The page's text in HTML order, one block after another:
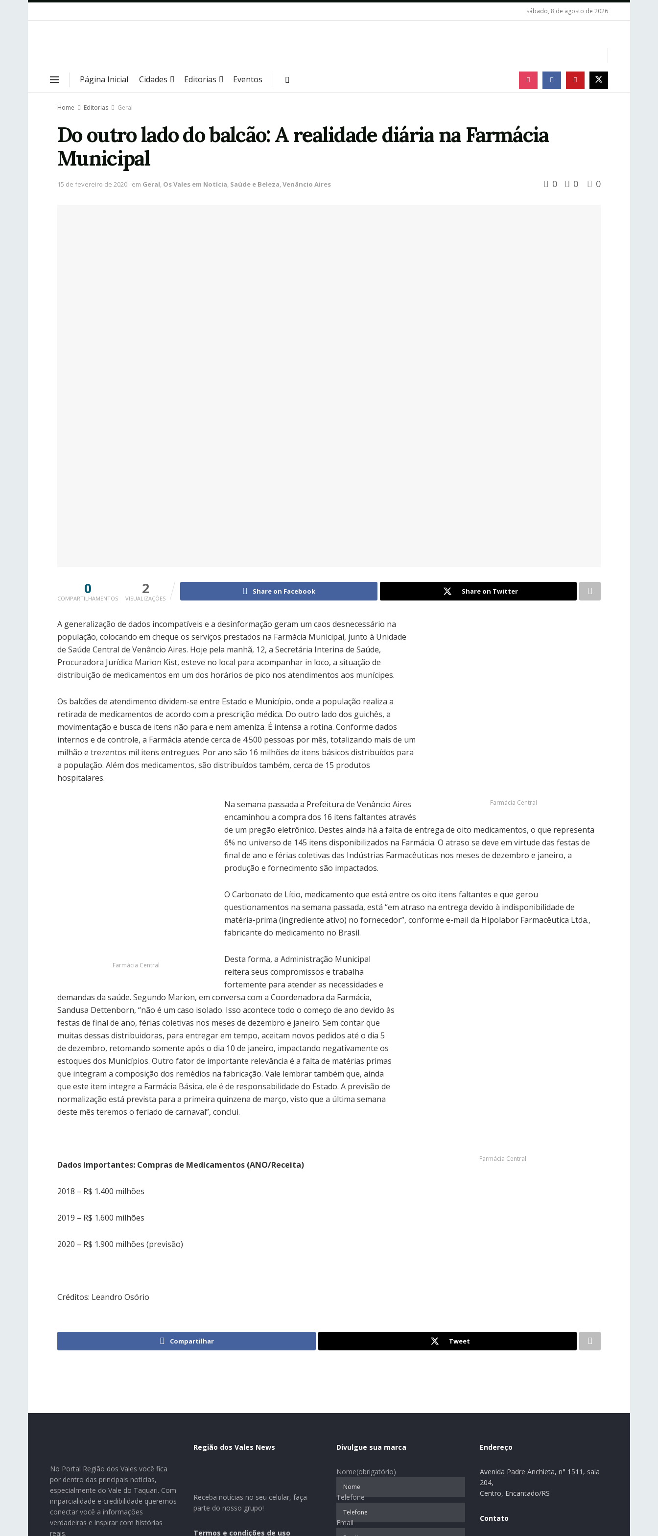
sábado, 8 de agosto de 2026
Página Inicial Cidades Editorias Eventos
Home Editorias Geral
Do outro lado do balcão: A realidade diária na Farmácia
Municipal
15 de fevereiro de 2020 em Geral, Os Vales em Notícia, Saúde e Beleza,Venâncio Aires 0 0 0
0
COMPARTILHAMENTOS
2
VISUALIZAÇÕES
Share on Facebook Share on Twitter
Farmácia Central
A generalização de dados incompatíveis e a desinformação geram um caos desnecessário na
população, colocando em cheque os serviços prestados na Farmácia Municipal, junto à Unidade
de Saúde Central de Venâncio Aires. Hoje pela manhã, 12, a Secretária Interina de Saúde,
Procuradora Jurídica Marion Kist, esteve no local para acompanhar in loco, a situação de
distribuição de medicamentos em um dos horários de pico nos atendimentos aos munícipes.
Os balcões de atendimento dividem-se entre Estado e Município, onde a população realiza a
retirada de medicamentos de acordo com a prescrição médica. Do outro lado dos guichês, a
movimentação e busca de itens não para e nem ameniza. É intensa a rotina. Conforme dados
internos e de controle, a Farmácia atende cerca de 4.500 pessoas por mês, totalizando mais de um
milhão e trezentos mil itens entregues. Por ano são 16 milhões de itens básicos distribuídos para
a população. Além dos medicamentos, são distribuídos também, cerca de 15 produtos
hospitalares.
Farmácia Central
Na semana passada a Prefeitura de Venâncio Aires
encaminhou a compra dos 16 itens faltantes através
de um pregão eletrônico. Destes ainda há a falta de entrega de oito medicamentos, o que representa
6% no universo de 145 itens disponibilizados na Farmácia. O atraso se deve em virtude das festas de
final de ano e férias coletivas das Indústrias Farmacêuticas nos meses de dezembro e janeiro, a
produção e fornecimento são impactados.
O Carbonato de Lítio, medicamento que está entre os oito itens faltantes e que gerou
questionamentos na semana passada, está “em atraso na entrega devido à indisponibilidade de
matéria-prima (ingrediente ativo) no fornecedor”, conforme e-mail da Hipolabor Farmacêutica Ltda.,
fabricante do medicamento no Brasil.
Farmácia Central
Desta forma, a Administração Municipal
reitera seus compromissos e trabalha
fortemente para atender as necessidades e
demandas da saúde. Segundo Marion, em conversa com a Coordenadora da Farmácia,
Sandusa Dettenborn, “não é um caso isolado. Isso acontece todo o começo de ano devido às
festas de final de ano, férias coletivas nos meses de dezembro e janeiro. Sem contar que
muitas dessas distribuidoras, para entregar em tempo, aceitam novos pedidos até o dia 5
de dezembro, retomando somente após o dia 10 de janeiro, impactando negativamente os
estoques dos Municípios. Outro fator de importante relevância é a falta de matérias primas
que integram a composição dos remédios na fabricação. Vale lembrar também que, ainda
que este item integre a Farmácia Básica, ele é de responsabilidade do Estado. A previsão de
normalização está prevista para a primeira quinzena de março, visto que a última semana
deste mês teremos o feriado de carnaval”, conclui.
Dados importantes: Compras de Medicamentos (ANO/Receita)
2018 – R$ 1.400 milhões
2019 – R$ 1.600 milhões
2020 – R$ 1.900 milhões (previsão)
Créditos: Leandro Osório
Compartilhar Tweet
No Portal Região dos Vales você fica
por dentro das principais notícias,
especialmente do Vale do Taquari. Com
imparcialidade e credibilidade queremos
conectar você a informações
verdadeiras e inspirar com histórias
reais.
Região dos Vales News
Receba notícias no seu celular, faça
parte do nosso grupo!
Termos e condições de uso
Divulgue sua marca
Nome(obrigatório)
Telefone
Email
Endereço
Avenida Padre Anchieta, n° 1511, sala
204,
Centro, Encantado/RS
Contato